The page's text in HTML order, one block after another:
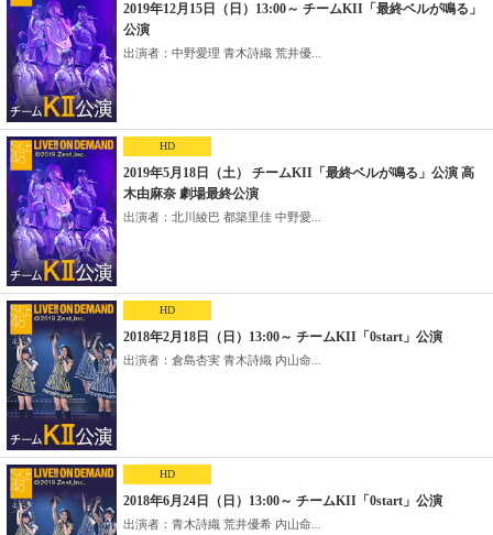
2019年12月15日（日）13:00～ チームKII「最終ベルが鳴る」
公演
出演者：中野愛理 青木詩織 荒井優...
HD
2019年5月18日（土） チームKII「最終ベルが鳴る」公演 高
木由麻奈 劇場最終公演
出演者：北川綾巴 都築里佳 中野愛...
HD
2018年2月18日（日）13:00～ チームKII「0start」公演
出演者：倉島杏実 青木詩織 内山命...
HD
2018年6月24日（日）13:00～ チームKII「0start」公演
出演者：青木詩織 荒井優希 内山命...